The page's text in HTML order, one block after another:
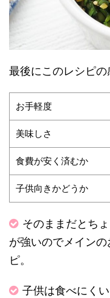
最後にこのレシピの
お手軽度
美味しさ
食費が安く済むか
子供向きかどうか
そのままだとち
が強いのでメイン
ピ。
子供は食べにくい